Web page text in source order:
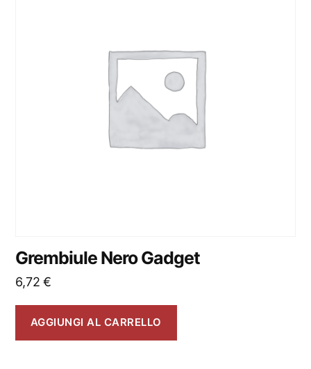
Grembiule Nero Gadget
6,72€
AGGIUNGI AL CARRELLO